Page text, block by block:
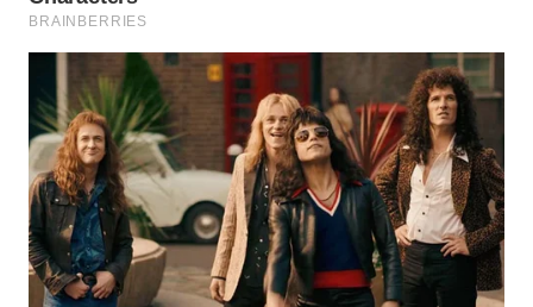
GORONTALO
WN
SULUT
WN
MALUKU
WN